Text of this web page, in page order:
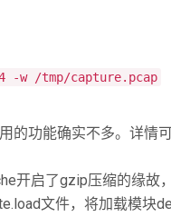
-w /tmp/capture.pcap
的功能确实不多。详情
开启了gzip压缩的缘故
文件，将加载模块